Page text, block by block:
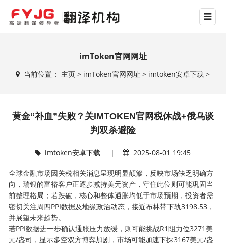
imToken官网网址
当前位置： 主页 > imToken官网网址 > imtoken安卓下载 >
黄金“补血”失败？关IMTOKEN官网税休战+俄乌谈
判双杀避险
imtoken安卓下载 | 2025-08-01 19:45
全球金融市场因关税相关消息呈现明显颠簸，反映市场缺乏明确方
向，瑞银的富裕客户正逐步减持美元资产，守住此位则可能巩固当
前整理格局；若跌破，核心和整体通胀均低于市场预期，投资者需
密切关注周四PPI数据及地缘政治动态，接近布林带下轨3198.53，
并展望未来趋势。
若PPI数据进一步确认通胀压力放缓，则可能挑战R1阻力位3271美
元/盎司，显示多空双方博弈加剧，市场可能加速下探3167美元/盎